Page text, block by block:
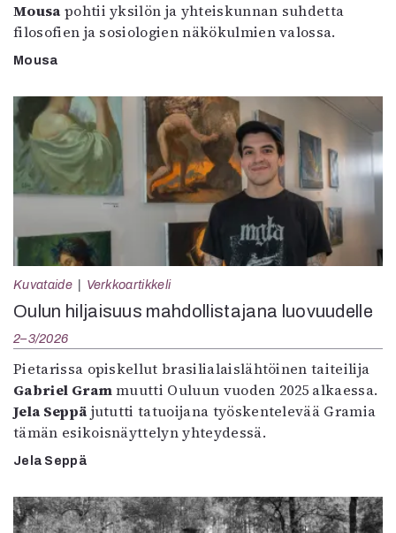
Mousa pohtii yksilön ja yhteiskunnan suhdetta
filosofien ja sosiologien näkökulmien valossa.
Mousa
Kuvataide Verkkoartikkeli
Oulun hiljaisuus mahdollistajana luovuudelle
2–3/2026
Pietarissa opiskellut brasilialaislähtöinen taiteilija
Gabriel Grammuutti Ouluun vuoden 2025 alkaessa.
Jela Seppä jututti tatuoijana työskentelevää Gramia
tämän esikoisnäyttelyn yhteydessä.
Jela Seppä